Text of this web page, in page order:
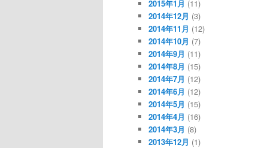
2015年1月 (11)
2014年12月 (3)
2014年11月 (12)
2014年10月 (7)
2014年9月 (11)
2014年8月 (15)
2014年7月 (12)
2014年6月 (12)
2014年5月 (15)
2014年4月 (16)
2014年3月 (8)
2013年12月 (1)